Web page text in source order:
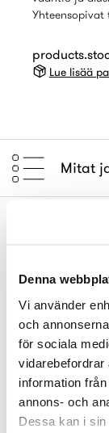
Denna
Vi använder
och
för sociala
vidarebefordrar
information
annons- och
Dessa kan i
Yhteensopivat
Lue lisää
Mitat